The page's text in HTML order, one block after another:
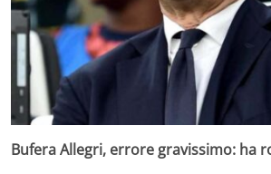
Bufera Allegri, errore gravissimo: ha